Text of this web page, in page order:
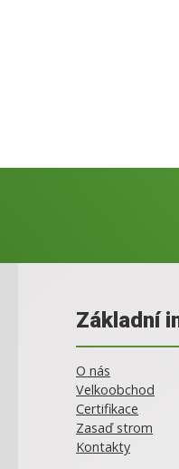
Základní
O nás
Velkoobchod
Certifikace
Zasaď strom
Kontakty